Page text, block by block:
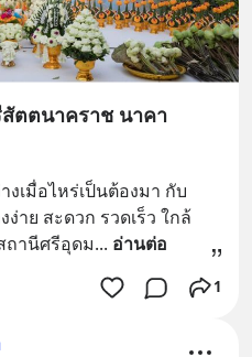
ตตนาคราช นาคา
เมื่อไหร่เป็นต้องมา กับ
าย สะดวก รวดเร็ว ใกล้
ถานีศรีอุดม... อ่านต่อ
1